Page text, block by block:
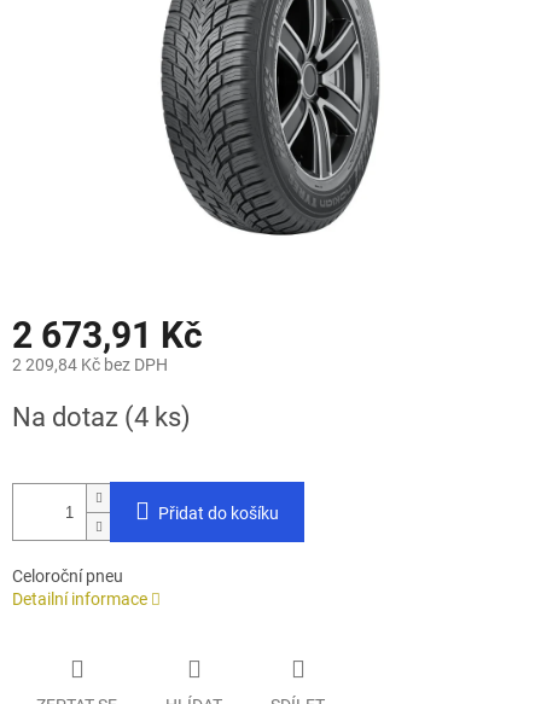
2 673,91 Kč
2 209,84 Kč bez DPH
cena:
Na dotaz (4 ks)
Přidat do košíku
Celoroční pneu
Detailní informace